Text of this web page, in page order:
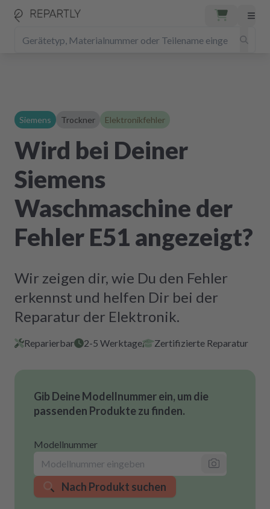
Siemens Trockner Elektronikfehler
Wird bei Deiner
Siemens
Waschmaschine der
Fehler E51 angezeigt?
Wir zeigen dir, wie Du den Fehler
erkennst und helfen Dir bei der
Reparatur der Elektronik.
Reparierbar 2-5 Werktage Zertifizierte Reparatur
Gib Deine Modellnummer ein, um die
passenden Produkte zu finden.
Modellnummer
Nach Produkt suchen